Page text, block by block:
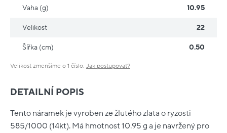
DETAILNÍ POPIS
Tento náramek je vyroben ze žlutého zlata o ryzosti
585/1000 (14kt). Má hmotnost 10.95 g a je navržený pro
Vaha (g) 10.95
Velikost 22
Šířka (cm) 0.50
Velikost zmenšíme o 1 číslo. Jak postupovat?